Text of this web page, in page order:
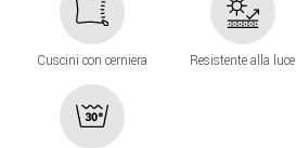
Cuscini con cerniera Resistente alla luce